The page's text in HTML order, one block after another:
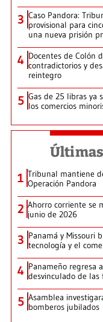
3 Caso Pandora:
provisional para
una nueva prisión
4 Docentes de Colón
contradictorios y
reintegro
5 Gas de 25 libras ya
los comercios
1 Tribunal mantiene
Operación Pandora
2 Ahorro corriente se
junio de 2026
3 Panamá y Missouri
tecnología y el
4 Panameño regresa
desvinculado de
5 Asamblea
bomberos jubilados